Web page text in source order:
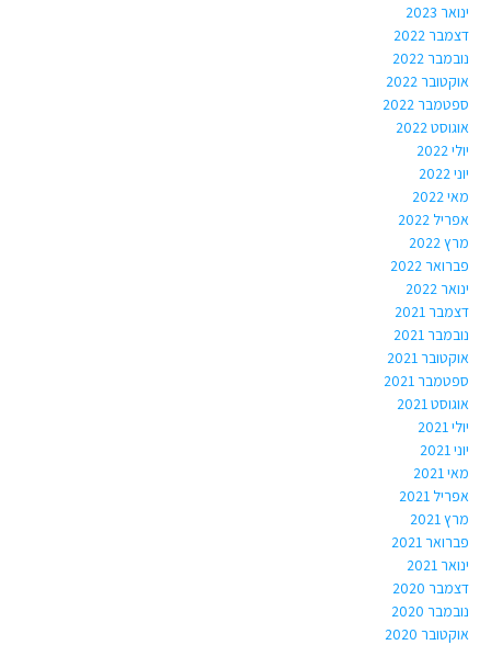
ינואר 2023
דצמבר 2022
נובמבר 2022
אוקטובר 2022
ספטמבר 2022
אוגוסט 2022
יולי 2022
יוני 2022
מאי 2022
אפריל 2022
מרץ 2022
פברואר 2022
ינואר 2022
דצמבר 2021
נובמבר 2021
אוקטובר 2021
ספטמבר 2021
אוגוסט 2021
יולי 2021
יוני 2021
מאי 2021
אפריל 2021
מרץ 2021
פברואר 2021
ינואר 2021
דצמבר 2020
נובמבר 2020
אוקטובר 2020